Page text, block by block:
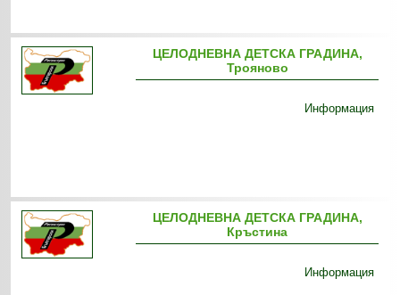
ЦЕЛОДНЕВНА ДЕТСКА ГРАДИНА,
Трояново
Информация
ЦЕЛОДНЕВНА ДЕТСКА ГРАДИНА,
Кръстина
Информация